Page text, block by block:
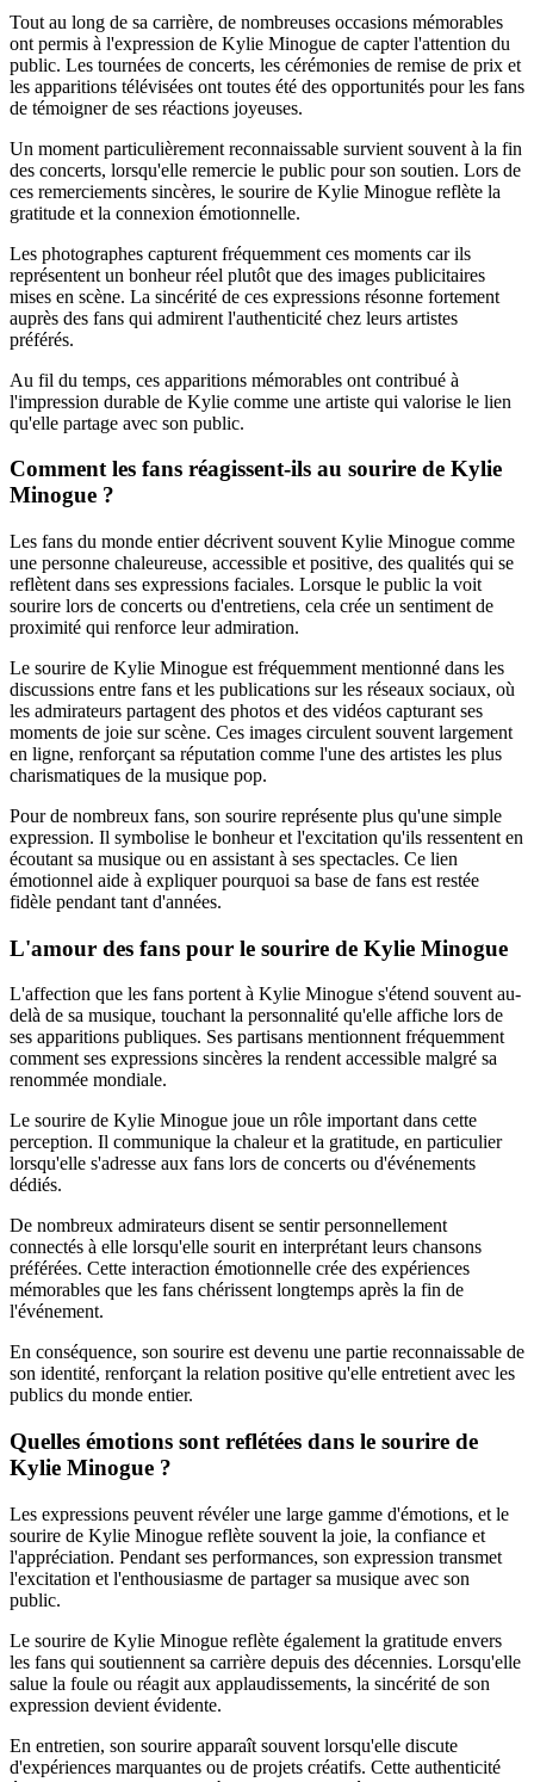
Tout au long de sa carrière, de nombreuses occasions mémorables
ont permis à l'expression de Kylie Minogue de capter l'attention du
public. Les tournées de concerts, les cérémonies de remise de prix et
les apparitions télévisées ont toutes été des opportunités pour les fans
de témoigner de ses réactions joyeuses.
Un moment particulièrement reconnaissable survient souvent à la fin
des concerts, lorsqu'elle remercie le public pour son soutien. Lors de
ces remerciements sincères, le sourire de Kylie Minogue reflète la
gratitude et la connexion émotionnelle.
Les photographes capturent fréquemment ces moments car ils
représentent un bonheur réel plutôt que des images publicitaires
mises en scène. La sincérité de ces expressions résonne fortement
auprès des fans qui admirent l'authenticité chez leurs artistes
préférés.
Au fil du temps, ces apparitions mémorables ont contribué à
l'impression durable de Kylie comme une artiste qui valorise le lien
qu'elle partage avec son public.
Comment les fans réagissent-ils au sourire de Kylie
Minogue ?
Les fans du monde entier décrivent souvent Kylie Minogue comme
une personne chaleureuse, accessible et positive, des qualités qui se
reflètent dans ses expressions faciales. Lorsque le public la voit
sourire lors de concerts ou d'entretiens, cela crée un sentiment de
proximité qui renforce leur admiration.
Le sourire de Kylie Minogue est fréquemment mentionné dans les
discussions entre fans et les publications sur les réseaux sociaux, où
les admirateurs partagent des photos et des vidéos capturant ses
moments de joie sur scène. Ces images circulent souvent largement
en ligne, renforçant sa réputation comme l'une des artistes les plus
charismatiques de la musique pop.
Pour de nombreux fans, son sourire représente plus qu'une simple
expression. Il symbolise le bonheur et l'excitation qu'ils ressentent en
écoutant sa musique ou en assistant à ses spectacles. Ce lien
émotionnel aide à expliquer pourquoi sa base de fans est restée
fidèle pendant tant d'années.
L'amour des fans pour le sourire de Kylie Minogue
L'affection que les fans portent à Kylie Minogue s'étend souvent au-
delà de sa musique, touchant la personnalité qu'elle affiche lors de
ses apparitions publiques. Ses partisans mentionnent fréquemment
comment ses expressions sincères la rendent accessible malgré sa
renommée mondiale.
Le sourire de Kylie Minogue joue un rôle important dans cette
perception. Il communique la chaleur et la gratitude, en particulier
lorsqu'elle s'adresse aux fans lors de concerts ou d'événements
dédiés.
De nombreux admirateurs disent se sentir personnellement
connectés à elle lorsqu'elle sourit en interprétant leurs chansons
préférées. Cette interaction émotionnelle crée des expériences
mémorables que les fans chérissent longtemps après la fin de
l'événement.
En conséquence, son sourire est devenu une partie reconnaissable de
son identité, renforçant la relation positive qu'elle entretient avec les
publics du monde entier.
Quelles émotions sont reflétées dans le sourire de
Kylie Minogue ?
Les expressions peuvent révéler une large gamme d'émotions, et le
sourire de Kylie Minogue reflète souvent la joie, la confiance et
l'appréciation. Pendant ses performances, son expression transmet
l'excitation et l'enthousiasme de partager sa musique avec son
public.
Le sourire de Kylie Minogue reflète également la gratitude envers
les fans qui soutiennent sa carrière depuis des décennies. Lorsqu'elle
salue la foule ou réagit aux applaudissements, la sincérité de son
expression devient évidente.
En entretien, son sourire apparaît souvent lorsqu'elle discute
d'expériences marquantes ou de projets créatifs. Cette authenticité